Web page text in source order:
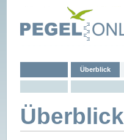
Überblick
Überblick